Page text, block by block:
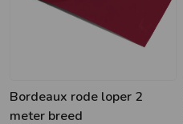
Bordeaux rode loper 2
meter breed